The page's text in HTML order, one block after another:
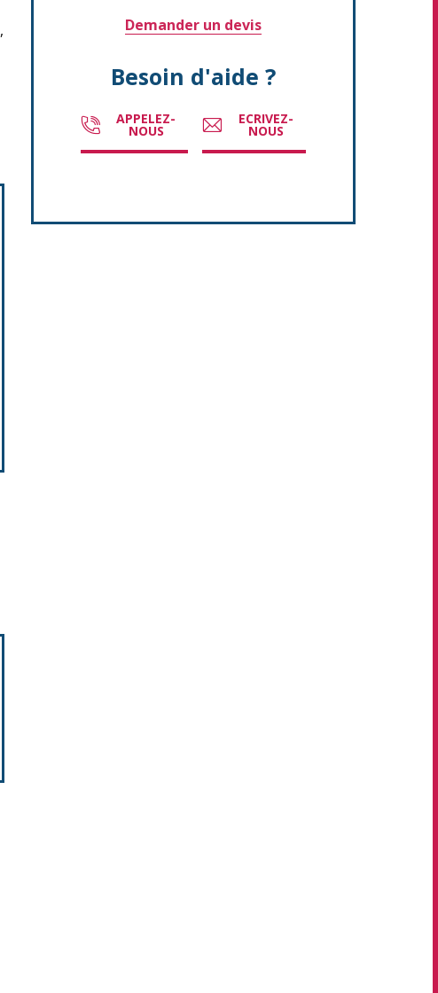
Demander un devis
Besoin d'aide ?
APPELEZ-
NOUS
ECRIVEZ-
NOUS
,